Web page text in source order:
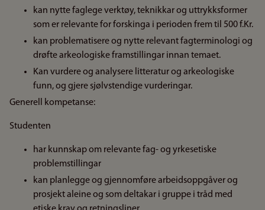
kan nytte faglege verktøy, teknikkar og uttrykksformer
som er relevante for forskinga i perioden frem til 500 f.Kr.
kan problematisere og nytte relevant fagterminologi og
drøfte arkeologiske framstillingar innan temaet.
Kan vurdere og analysere litteratur og arkeologiske
funn, og gjere sjølvstendige vurderingar.
Generell kompetanse:
Studenten
har kunnskap om relevante fag- og yrkesetiske
problemstillingar
kan planlegge og gjennomføre arbeidsoppgåver og
prosjekt aleine og som deltakar i gruppe i tråd med